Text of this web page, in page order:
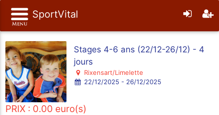
SportVital
Stages 4-6 ans (22/12-26/12) - 4
jours
Rixensart/Limelette
22/12/2025 - 26/12/2025
PRIX : 0.00 euro(s)